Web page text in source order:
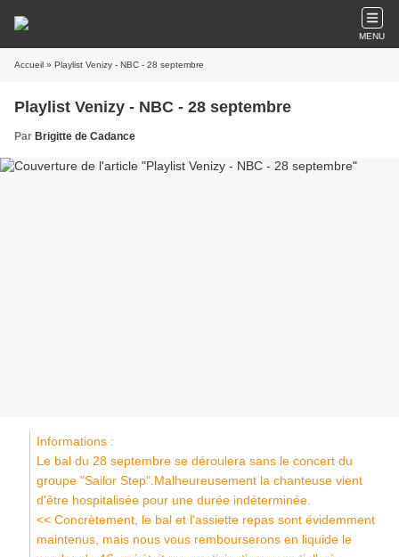
MENU
Accueil » Playlist Venizy - NBC - 28 septembre
Playlist Venizy - NBC - 28 septembre
Par Brigitte de Cadance
Informations :
Le bal du 28 septembre se déroulera sans le concert du
groupe "Sailor Step".Malheureusement la chanteuse vient
d'être hospitalisée pour une durée indéterminée.
<< Concrètement, le bal et l'assiette repas sont évidemment
maintenus, mais nous vous rembourserons en liquide le